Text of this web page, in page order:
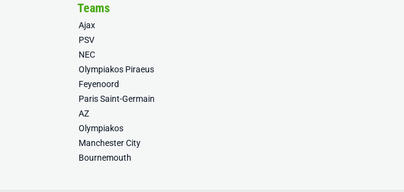
Teams
Ajax
PSV
NEC
Olympiakos Piraeus
Feyenoord
Paris Saint-Germain
AZ
Olympiakos
Manchester City
Bournemouth